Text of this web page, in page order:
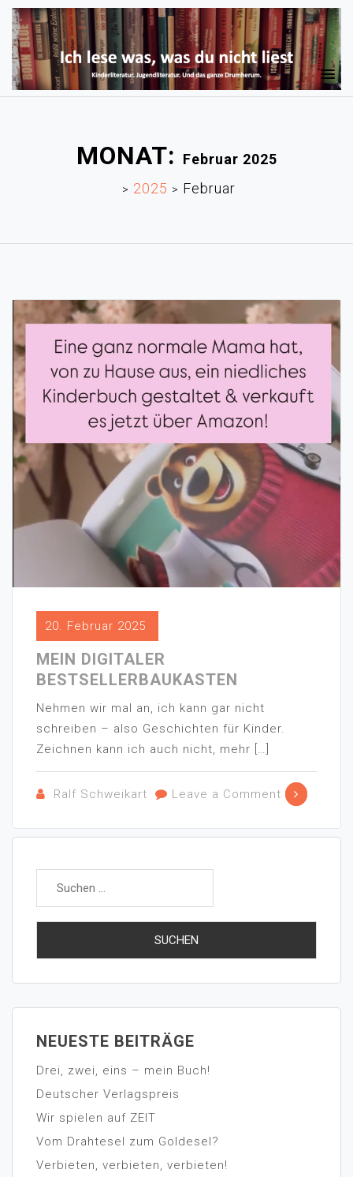
MONAT: Februar 2025
> 2025 > Februar
20. Februar 2025
MEIN DIGITALER
BESTSELLERBAUKASTEN
Nehmen wir mal an, ich kann gar nicht
schreiben – also Geschichten für Kinder.
Zeichnen kann ich auch nicht, mehr […]
Ralf Schweikart Leave a Comment
NEUESTE BEITRÄGE
Drei, zwei, eins – mein Buch!
Deutscher Verlagspreis
Wir spielen auf ZEIT
Vom Drahtesel zum Goldesel?
Verbieten, verbieten, verbieten!